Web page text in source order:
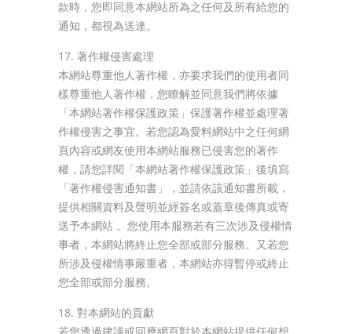
款時，您即同意本網站所為之任何及所有給您的
通知，都視為送達。
17. 著作權侵害處理
本網站尊重他人著作權，亦要求我們的使用者同
樣尊重他人著作權，您瞭解並同意我們將依據
「本網站著作權保護政策」保護著作權並處理著
作權侵害之事宜。若您認為愛料網站中之任何網
頁內容或網友使用本網站服務已侵害您的著作
權，請您詳閱「本網站著作權保護政策」後填寫
「著作權侵害通知書」，並請依該通知書所載，
提供相關資料及聲明並經簽名或蓋章後傳真或寄
送予本網站 。您使用本服務若有三次涉及侵權情
事者，本網站將終止您全部或部分服務。又若您
所涉及侵權情事嚴重者，本網站亦得暫停或終止
您全部或部分服務。
18. 對本網站的貢獻